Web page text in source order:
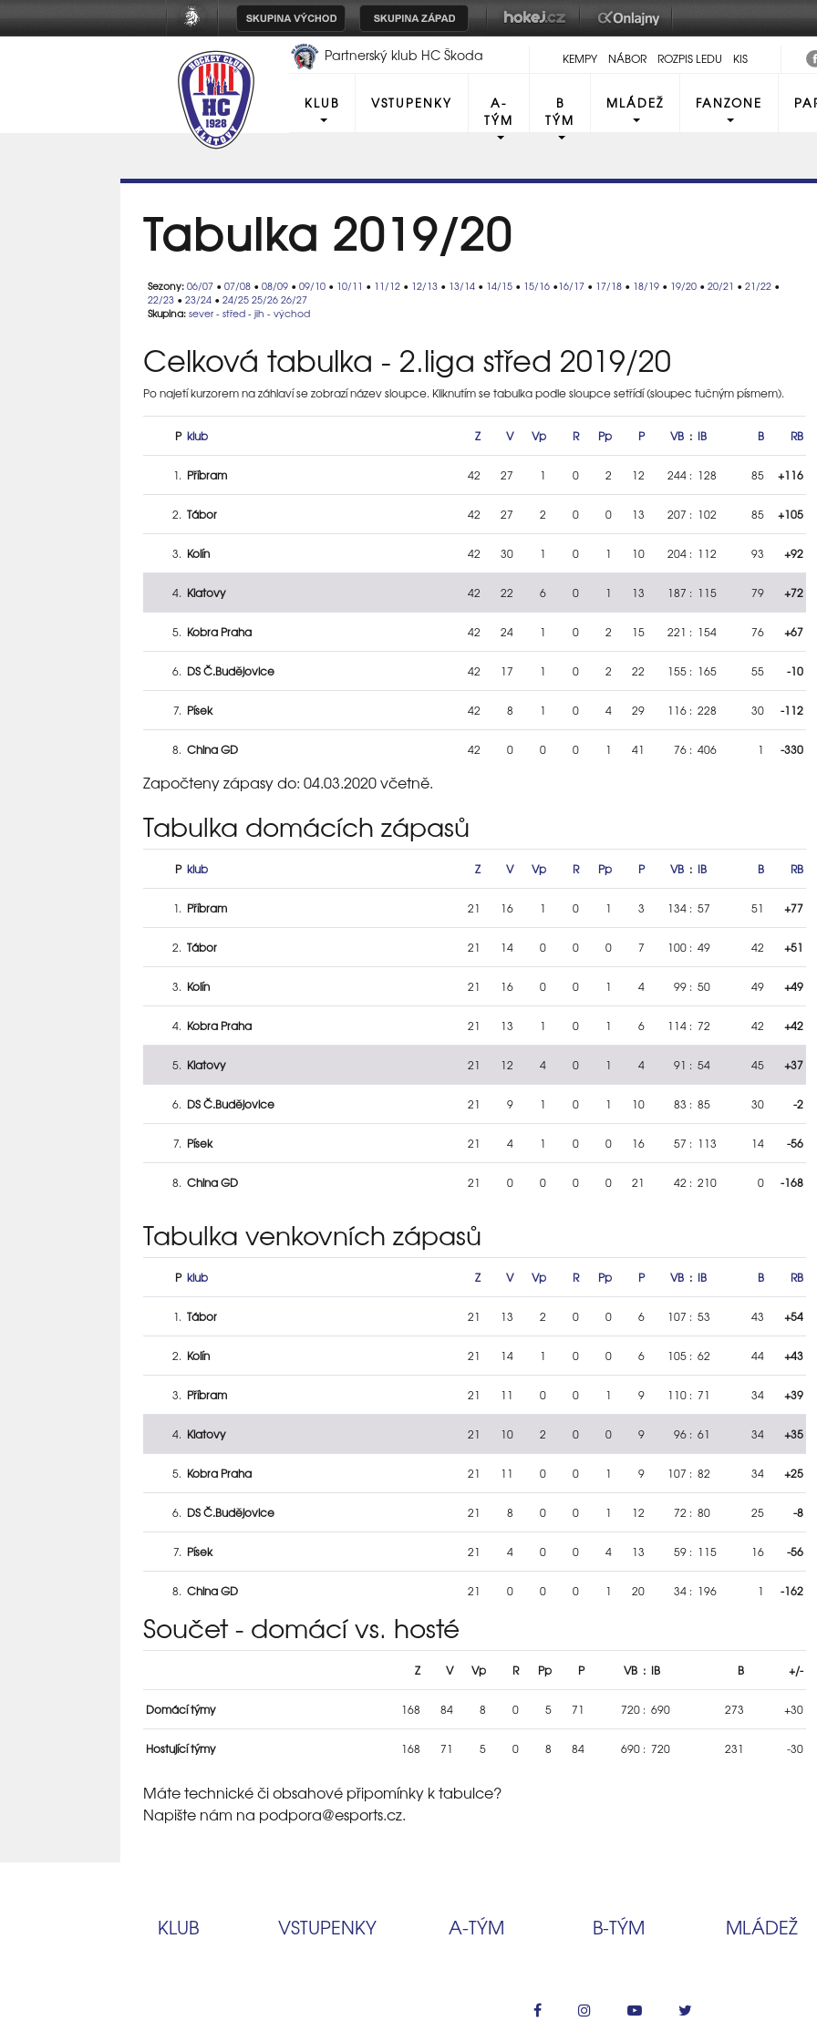
Partnerský klub HC Škoda
KEMPY NÁBOR ROZPIS LEDU KIS
KLUB VSTUPENKY
A-
TÝM
B
TÝM
MLÁDEŽ FANZONE
Tabulka 2019/20
Sezony: 06/07 • 07/08 • 08/09 • 09/10 • 10/11 • 11/12 • 12/13 • 13/14 • 14/15 • 15/16 •16/17 • 17/18 • 18/19 • 19/20 • 20/21 • 21/22 •
22/23 • 23/24 • 24/25 25/26 26/27
Skupina: sever - střed - jih - východ
Celková tabulka - 2.liga střed 2019/20
Po najetí kurzorem na záhlaví se zobrazí název sloupce. Kliknutím se tabulka podle sloupce setřídí (sloupec tučným písmem).
P klub Z V Vp R Pp P VB : IB B RB
1. Příbram 42 27 1 0 2 12 244 : 128 85 +116
2. Tábor 42 27 2 0 0 13 207 : 102 85 +105
3. Kolín 42 30 1 0 1 10 204 : 112 93 +92
4. Klatovy 42 22 6 0 1 13 187 : 115 79 +72
5. Kobra Praha 42 24 1 0 2 15 221 : 154 76 +67
6. DS Č.Budějovice 42 17 1 0 2 22 155 : 165 55 -10
7. Písek 42 8 1 0 4 29 116 : 228 30 -112
8. China GD 42 0 0 0 1 41 76 : 406 1 -330
Započteny zápasy do: 04.03.2020 včetně.
Tabulka domácích zápasů
P klub Z V Vp R Pp P VB : IB B RB
1. Příbram 21 16 1 0 1 3 134 : 57 51 +77
2. Tábor 21 14 0 0 0 7 100 : 49 42 +51
3. Kolín 21 16 0 0 1 4 99 : 50 49 +49
4. Kobra Praha 21 13 1 0 1 6 114 : 72 42 +42
5. Klatovy 21 12 4 0 1 4 91 : 54 45 +37
6. DS Č.Budějovice 21 9 1 0 1 10 83 : 85 30 -2
7. Písek 21 4 1 0 0 16 57 : 113 14 -56
8. China GD 21 0 0 0 0 21 42 : 210 0 -168
Tabulka venkovních zápasů
P klub Z V Vp R Pp P VB : IB B RB
1. Tábor 21 13 2 0 0 6 107 : 53 43 +54
2. Kolín 21 14 1 0 0 6 105 : 62 44 +43
3. Příbram 21 11 0 0 1 9 110 : 71 34 +39
4. Klatovy 21 10 2 0 0 9 96 : 61 34 +35
5. Kobra Praha 21 11 0 0 1 9 107 : 82 34 +25
6. DS Č.Budějovice 21 8 0 0 1 12 72 : 80 25 -8
7. Písek 21 4 0 0 4 13 59 : 115 16 -56
8. China GD 21 0 0 0 1 20 34 : 196 1 -162
Součet - domácí vs. hosté
Z V Vp R Pp P VB : IB B +/-
Domácí týmy 168 84 8 0 5 71 720 : 690 273 +30
Hostující týmy 168 71 5 0 8 84 690 : 720 231 -30
Máte technické či obsahové připomínky k tabulce?
Napište nám na podpora@esports.cz.
KLUB VSTUPENKY A‑TÝM B‑TÝM MLÁDEŽ